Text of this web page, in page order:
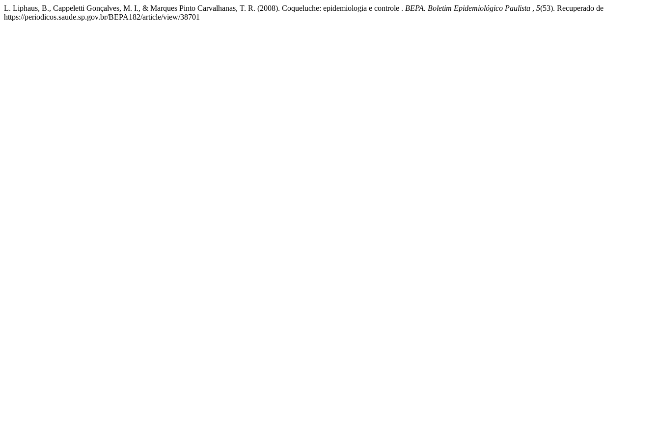
L. Liphaus, B., Cappeletti Gonçalves, M. I., & Marques Pinto Carvalhanas, T. R. (2008). Coqueluche: epidemiologia e controle . BEPA. Boletim Epidemiológico Paulista , 5(53). Recuperado de
https://periodicos.saude.sp.gov.br/BEPA182/article/view/38701